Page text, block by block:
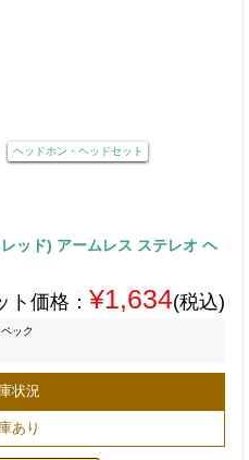
ヘッドホン・ヘッドセット
ッド) アームレス ステレオ ヘ
ト価格： ¥1,634(税込)
ペック
状況
あり